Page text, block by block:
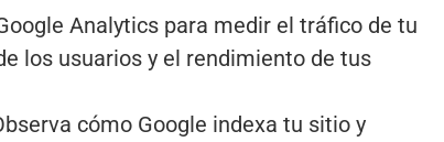
Analytics para medir el tráfico de tu
los usuarios y el rendimiento de tus
cómo Google indexa tu sitio y